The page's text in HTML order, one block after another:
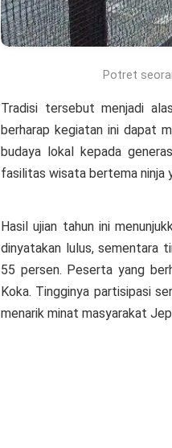
Potret
Tradisi tersebut menjadi
berharap kegiatan ini dapat
budaya lokal kepada
fasilitas wisata bertema ninja
Hasil ujian tahun ini
dinyatakan lulus, sementara
55 persen. Peserta yang
Koka. Tingginya partisipasi
menarik minat masyarakat